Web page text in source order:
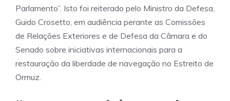
Parlamento”. Isto foi reiterado pelo Ministro da Defesa,
Guido Crosetto, em audiência perante as Comissões
de Relações Exteriores e de Defesa da Câmara e do
Senado sobre iniciativas internacionais para a
restauração da liberdade de navegação no Estreito de
Ormuz.